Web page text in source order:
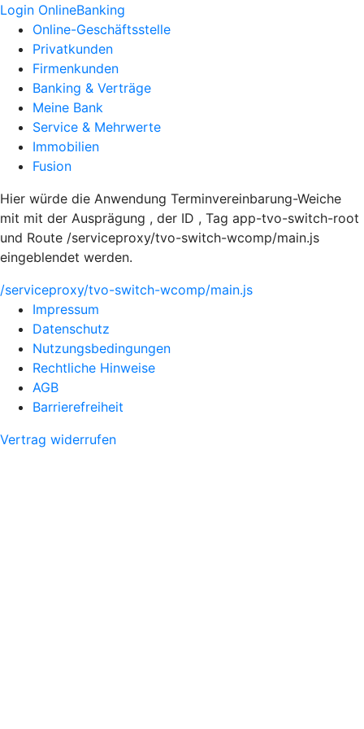
Login OnlineBanking
Online-Geschäftsstelle
Privatkunden
Firmenkunden
Banking & Verträge
Meine Bank
Service & Mehrwerte
Immobilien
Fusion
Hier würde die Anwendung Terminvereinbarung-Weiche
mit mit der Ausprägung , der ID , Tag app-tvo-switch-root
und Route /serviceproxy/tvo-switch-wcomp/main.js
eingeblendet werden.
/serviceproxy/tvo-switch-wcomp/main.js
Impressum
Datenschutz
Nutzungsbedingungen
Rechtliche Hinweise
AGB
Barrierefreiheit
Vertrag widerrufen